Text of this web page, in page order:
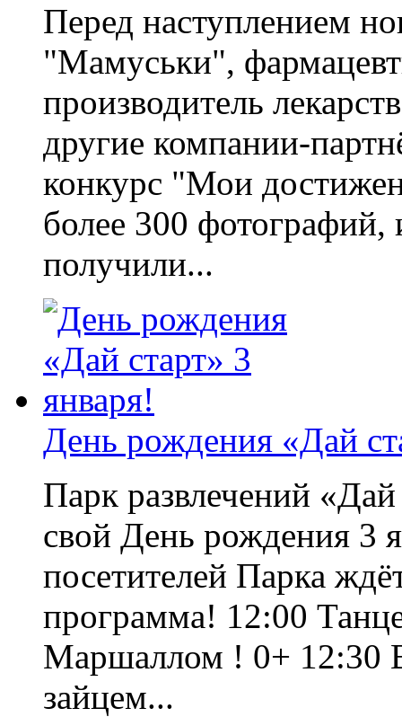
Перед наступлением
"Мамуськи",
производитель
другие компании-
конкурс "Мои
более 300 фотографий,
получили...
День рождения «Дай
Парк развлечений
свой День рождения 3
посетителей Парка
программа! 12:00
Маршаллом ! 0+ 12:30
зайцем...